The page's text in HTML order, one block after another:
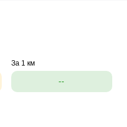
За 1 км
--